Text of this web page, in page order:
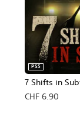
7 Shifts in
PS5
CHF 6.90